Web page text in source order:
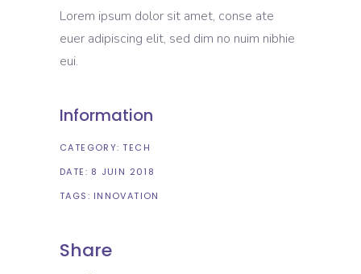
Lorem ipsum dolor sit amet, conse ate
euer adipiscing elit, sed dim no nuim nibhie
eui.
Information
CATEGORY: TECH
DATE: 8 JUIN 2018
TAGS: INNOVATION
Share